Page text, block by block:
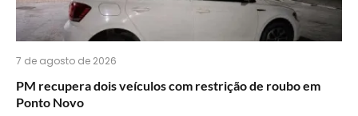
7 de agosto de 2026
PM recupera dois veículos com restrição de roubo em
Ponto Novo